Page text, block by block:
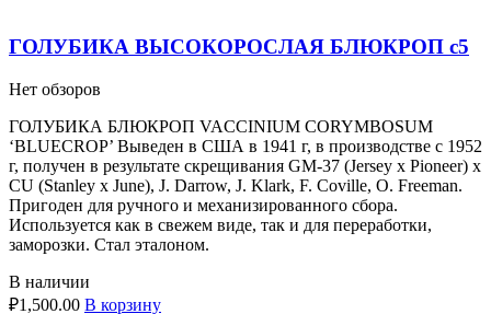
ГОЛУБИКА ВЫСОКОРОСЛАЯ БЛЮКРОП с5
Нет обзоров
ГОЛУБИКА БЛЮКРОП VACCINIUM CORYMBOSUM
‘BLUECROP’ Выведен в США в 1941 г, в производстве с 1952
г, получен в результате скрещивания GM-37 (Jersey x Pioneer) x
CU (Stanley x June), J. Darrow, J. Klark, F. Coville, O. Freeman.
Пригоден для ручного и механизированного сбора.
Используется как в свежем виде, так и для переработки,
заморозки. Стал эталоном.
В наличии
₽1,500.00 В корзину